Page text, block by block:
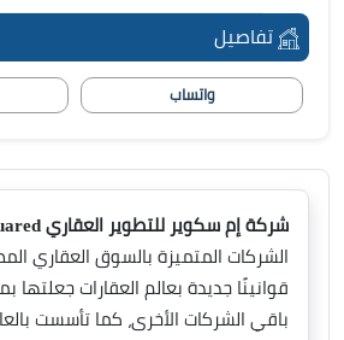
تفاصيل
واتساب
شركة إم سكوير للتطوير العقاري M Squared،
الشركات المتميزة بالسوق العقاري
قوانينًا جديدة بعالم العقارات جعلتها